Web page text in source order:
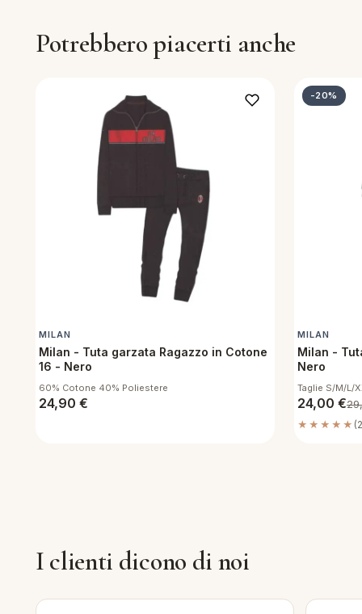
Potrebbero piacerti anche
MILAN
Milan - Tuta garzata Ragazzo in Cotone
16 - Nero
60% Cotone 40% Poliestere
24,90 €
-20%
MILAN
Milan -
Nero
Taglie S/M/L/
24,00 €
★★★★★
I clienti dicono di noi